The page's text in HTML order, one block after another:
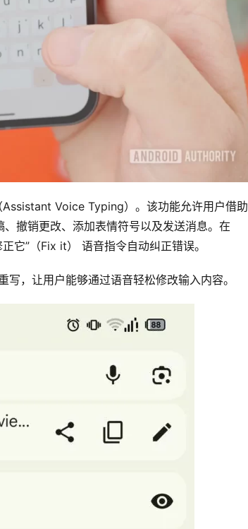
Voice Typing）。该功能允许用户借助
撤销更改、添加表情符号以及发送消息。在
它”（Fix it） 语音指令自动纠正错误。
，让用户能够通过语音轻松修改输入内容。